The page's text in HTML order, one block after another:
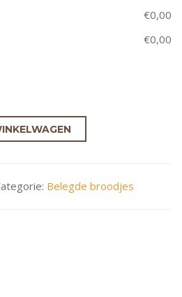
€0,00
€0,00
Belegde broodjes